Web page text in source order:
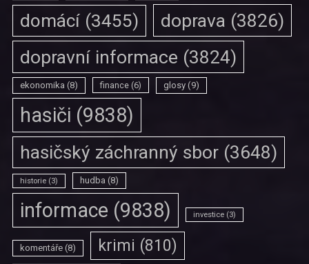
domácí (3455) doprava (3826)
dopravní informace (3824)
ekonomika (8) finance (6) glosy (9)
hasiči (9838)
hasičský záchranný sbor (3648)
historie (3) hudba (8)
informace (9838) investice (3)
komentáře (8) krimi (810)